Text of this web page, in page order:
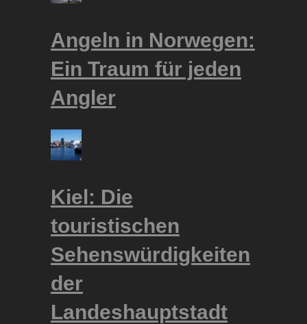
Angeln in Norwegen:
Ein Traum für jeden
Angler
Kiel: Die
touristischen
Sehenswürdigkeiten
der
Landeshauptstadt